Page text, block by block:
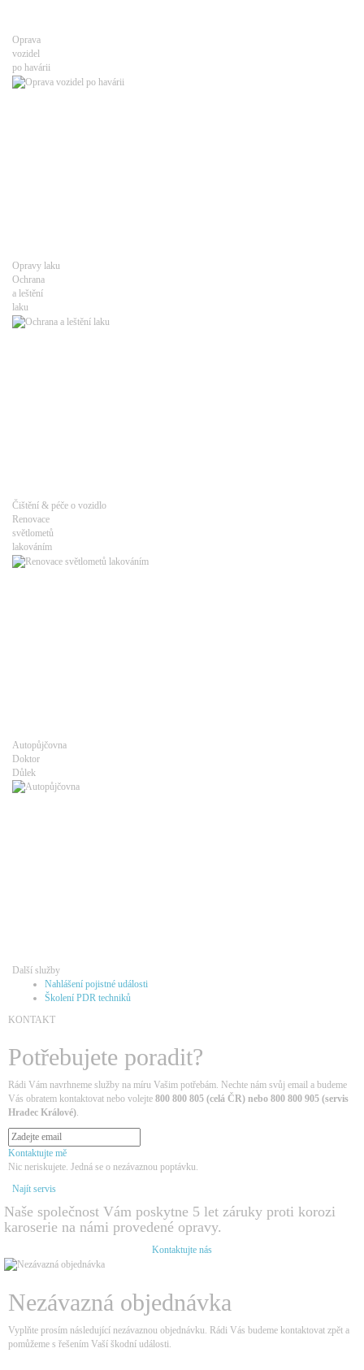
Oprava
vozidel
po havárii
Opravy laku
Ochrana
a leštění
laku
Čištění & péče o vozidlo
Renovace
světlometů
lakováním
Autopůjčovna
Doktor
Důlek
Další služby
Nahlášení pojistné události
Školení PDR techniků
KONTAKT
Potřebujete poradit?
Rádi Vám navrhneme služby na míru Vašim potřebám. Nechte nám svůj email a budeme
Vás obratem kontaktovat nebo volejte 800 800 805 (celá ČR) nebo 800 800 905 (servis
Hradec Králové).
Kontaktujte mě
Nic neriskujete. Jedná se o nezávaznou poptávku.
Najít servis
Naše společnost Vám poskytne 5 let záruky proti korozi
karoserie na námi provedené opravy.
Kontaktujte nás
Nezávazná objednávka
Vyplňte prosím následující nezávaznou objednávku. Rádi Vás budeme kontaktovat zpět a
pomůžeme s řešením Vaší škodní události.